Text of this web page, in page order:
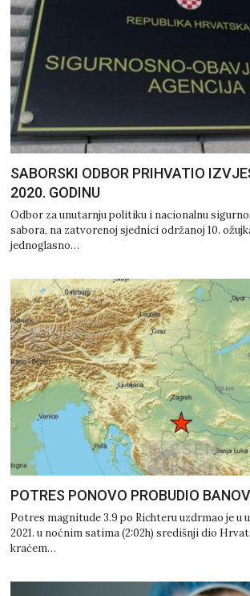
SABORSKI ODBOR PRIHVATIO
2020. GODINU
Odbor za unutarnju politiku i nacionalnu
sabora, na zatvorenoj sjednici održanoj 10.
jednoglasno…
POTRES PONOVO PROBUDIO
Potres magnitude 3.9 po Richteru uzdrmao je u
2021. u noćnim satima (2:02h) središnji dio
kraćem…